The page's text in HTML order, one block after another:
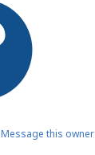
Message this owner